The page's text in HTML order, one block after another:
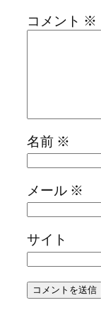
コメント ※
名前 ※
メール ※
サイト